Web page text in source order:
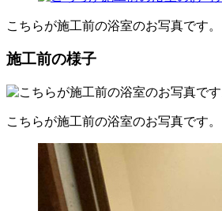
こちらが施工前の浴室のお写真です。
施工前の様子
こちらが施工前の浴室のお写真です。